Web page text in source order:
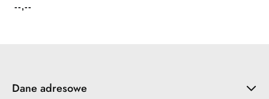
Cena:
--,--
Dane adresowe